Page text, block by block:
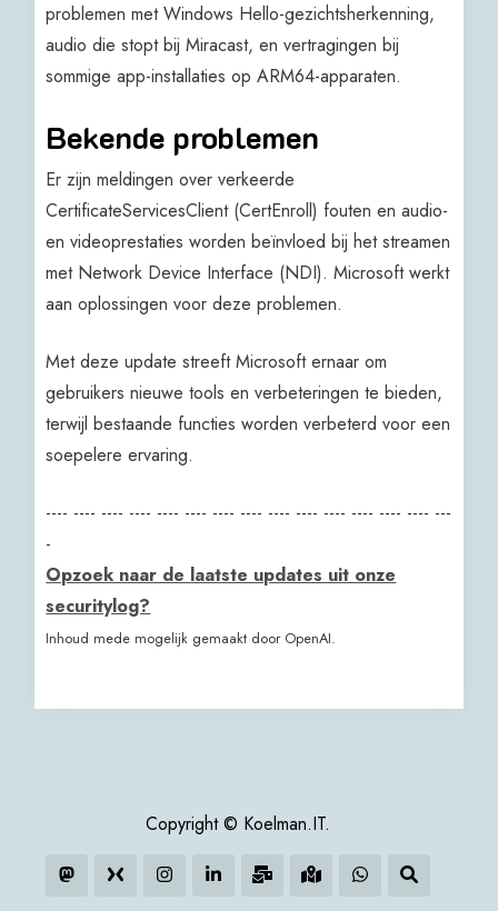
problemen met Windows Hello-gezichtsherkenning,
audio die stopt bij Miracast, en vertragingen bij
sommige app-installaties op ARM64-apparaten.
Bekende problemen
Er zijn meldingen over verkeerde
CertificateServicesClient (CertEnroll) fouten en audio-
en videoprestaties worden beïnvloed bij het streamen
met Network Device Interface (NDI). Microsoft werkt
aan oplossingen voor deze problemen.
Met deze update streeft Microsoft ernaar om
gebruikers nieuwe tools en verbeteringen te bieden,
terwijl bestaande functies worden verbeterd voor een
soepelere ervaring.
---- ---- ---- ---- ---- ---- ---- ---- ---- ---- ---- ---- ---- ---- ---
-
Opzoek naar de laatste updates uit onze
securitylog?
Inhoud mede mogelijk gemaakt door OpenAI.
Copyright © Koelman.IT.